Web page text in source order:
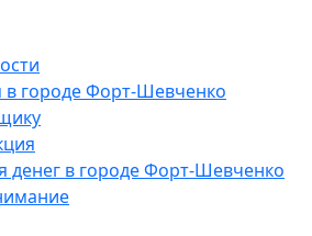
в городе Форт-Шевченко
денег в городе Форт-Шевченко